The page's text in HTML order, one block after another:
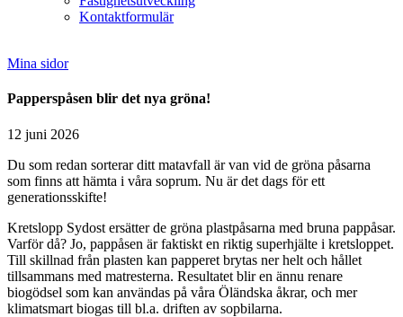
Kontaktformulär
Mina sidor
Papperspåsen blir det nya gröna!
12 juni 2026
Du som redan sorterar ditt matavfall är van vid de gröna påsarna
som finns att hämta i våra soprum. Nu är det dags för ett
generationsskifte!
Kretslopp Sydost ersätter de gröna plastpåsarna med bruna pappåsar.
Varför då? Jo, pappåsen är faktiskt en riktig superhjälte i kretsloppet.
Till skillnad från plasten kan papperet brytas ner helt och hållet
tillsammans med matresterna. Resultatet blir en ännu renare
biogödsel som kan användas på våra Öländska åkrar, och mer
klimatsmart biogas till bl.a. driften av sopbilarna.